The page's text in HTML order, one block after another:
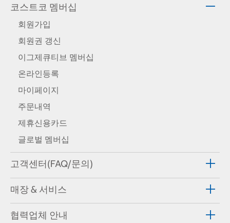
코스트코 멤버십
회원가입
회원권 갱신
이그제큐티브 멤버십
온라인등록
마이페이지
주문내역
제휴신용카드
글로벌 멤버십
고객센터(FAQ/문의)
매장 & 서비스
협력업체 안내